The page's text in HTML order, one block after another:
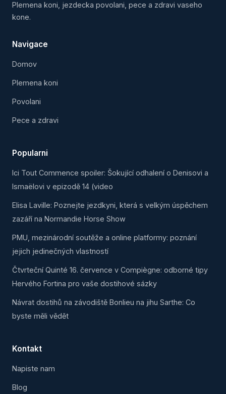
Plemena koni, jezdecka povolani, pece a zdravi vaseho
kone.
Navigace
Domov
Plemena koni
Povolani
Pece a zdravi
Popularni
Ici Tout Commence spoiler: Šokující odhalení o Denisovi a
Ismaëlovi v epizodě 14 (video
Elisa Laville: Poznejte jezdkyni, která s velkým úspěchem
zazáří na Normandie Horse Show
PMU, mezinárodní soutěže a online platformy: poznání
jejich jedinečných vlastností
Čtvrteční Quinté 16. července v Compiègne: odborné tipy
Hervého Fortina pro vaše dostihové sázky
Návrat dostihů na závodiště Bonlieu na jihu Sarthe: Co
byste měli vědět
Kontakt
Napiste nam
Blog